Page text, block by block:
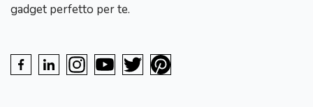
gadget perfetto per te.